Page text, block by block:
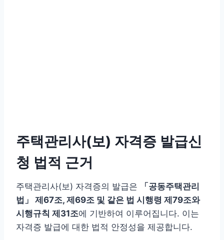
주택관리사(보) 자격증 발급신
청 법적 근거
주택관리사(보) 자격증의 발급은
「공동주택관리
법」 제67조, 제69조 및 같은 법 시행령 제79조와
시행규칙 제31조에 기반하여 이루어집니다. 이는
자격증 발급에 대한 법적 안정성을 제공합니다.